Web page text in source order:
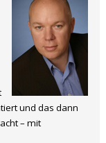
und das dann
– mit